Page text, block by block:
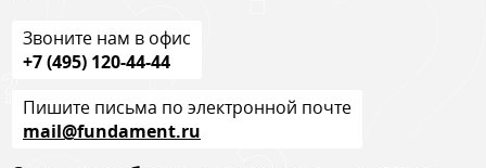
Звоните нам в офис
+7 (495) 120-44-44
Пишите письма по электронной почте
mail@fundament.ru